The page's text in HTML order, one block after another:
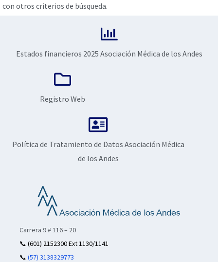
con otros criterios de búsqueda.
Estados financieros 2025 Asociación Médica de los Andes
Registro Web
Política de Tratamiento de Datos Asociación Médica
de los Andes
Carrera 9 # 116 – 20
📞 (601) 2152300 Ext 1130/1141
📞 (57) 3138329773